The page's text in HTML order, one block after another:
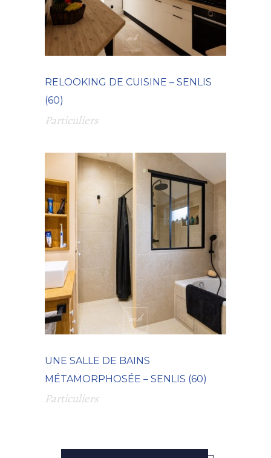
RELOOKING DE CUISINE – SENLIS
(60)
Particuliers
UNE SALLE DE BAINS
MÉTAMORPHOSÉE – SENLIS (60)
Particuliers